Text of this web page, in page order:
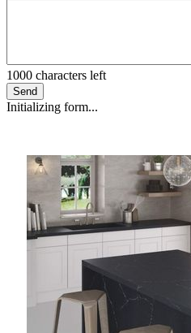
1000 characters left
Send
Initializing form...